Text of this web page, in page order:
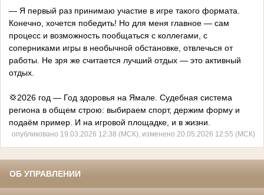
— Я первый раз принимаю участие в игре такого формата.
Конечно, хочется победить! Но для меня главное — сам
процесс и возможность пообщаться с коллегами, с
соперниками игры в необычной обстановке, отвлечься от
работы. Не зря же считается лучший отдых — это активный
отдых.
💢2026 год — Год здоровья на Ямале. Судебная система
региона в общем строю: выбираем спорт, держим форму и
подаём пример. И на игровой площадке, и в жизни.
опубликовано 19.03.2026 12:38 (МСК), изменено 20.05.2026 12:55 (МСК)
ОБ УПРАВЛЕНИИ